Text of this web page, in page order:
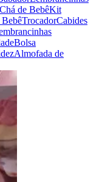
Chá de BebêKit
TrocadorCabides
Bolsa
Almofada de